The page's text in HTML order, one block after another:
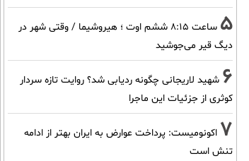
5
ساعت ۸:۱۵ ششم اوت ؛ هیروشیما / وقتی شهر در
دیگ قیر می‌جوشید
6 شهید لاریجانی چگونه ردیابی شد؟ روایت تازه سردار
کوثری از جزئیات این ماجرا
7 اکونومیست: پرداخت عوارض به ایران بهتر از ادامه
تنش است